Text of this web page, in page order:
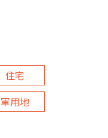
住宅
軍用地